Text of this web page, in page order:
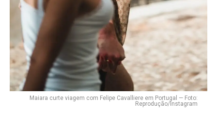
Maiara curte viagem com Felipe Cavalliere em Portugal — Foto:
Reprodução/Instagram